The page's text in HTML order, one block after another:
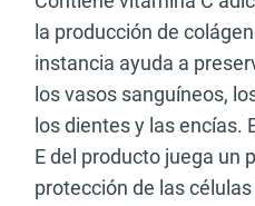
la producción de
instancia ayuda a
los vasos sanguíneos,
los dientes y las encías.
E del producto juega un
protección de las